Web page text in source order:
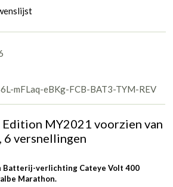
mFLaq-eBKg-FCB-BAT3-TYM-REV
MY2021 voorzien van
6 versnellingen
Batterij-verlichting Cateye Volt 400
Marathon.